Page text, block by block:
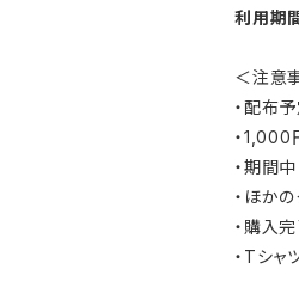
利用期
＜注意
・配布
・1,000
・期間
・ほか
・購入
・Tシャ